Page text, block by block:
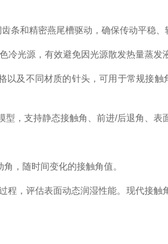
条和精密燕尾槽驱动，确保传动平稳、
冷光源，有效避免因光源散发热量蒸发
以及不同材质的针头，可用于常规接
型，支持静态接触角、前进/后退角、表
角，随时间变化的接触角值。
，评估表面动态润湿性能。现代接触